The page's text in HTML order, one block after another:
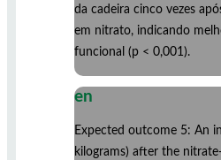
da cadeira cinco vezes
em nitrato, indicando
funcional (p < 0,001).
en
Expected outcome 5: An
kilograms) after the